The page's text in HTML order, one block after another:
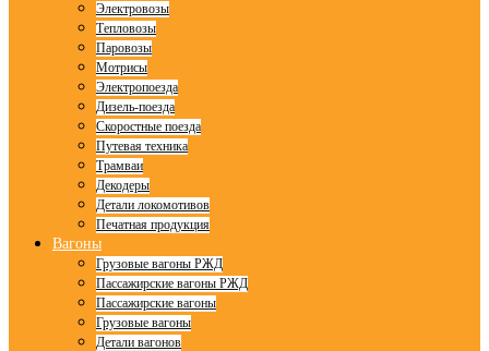
Электровозы
Тепловозы
Паровозы
Мотрисы
Электропоезда
Дизель-поезда
Скоростные поезда
Путевая техника
Трамваи
Декодеры
Детали локомотивов
Печатная продукция
Вагоны
Грузовые вагоны РЖД
Пассажирские вагоны РЖД
Пассажирские вагоны
Грузовые вагоны
Детали вагонов